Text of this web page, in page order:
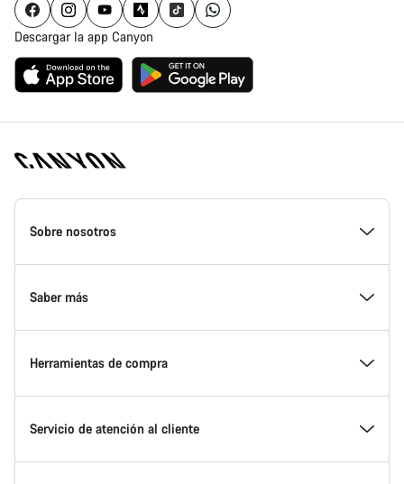
Descargar la app Canyon
Canyon
Homepage
Sobre nosotros
Conoce Canyon
Innovación en Canyon
Canyon Factory Racing
Saber más
Eventos
Encuentra un punto de servicio Canyon
Herramientas de compra
Encuentra tu bicicleta
Servicio de atención al cliente